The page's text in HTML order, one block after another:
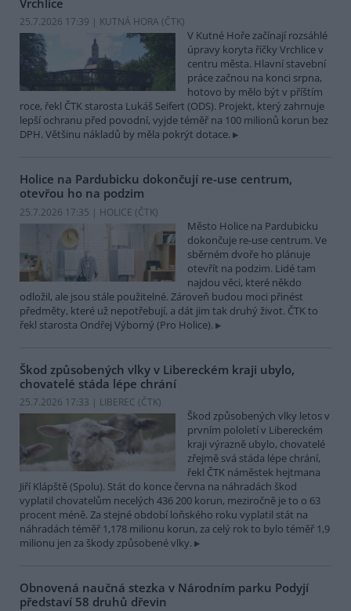
25.7.2026 17:39 | KUTNÁ HORA (ČTK)
V Kutné Hoře začínají rozsáhlé
úpravy koryta říčky Vrchlice v
centru města. Hlavní stavební
práce začnou na konci srpna,
hotovo by mělo být v příštím
roce, řekl ČTK starosta Lukáš Seifert (ODS). Projekt, který zahrnuje
lepší ochranu před povodní, vyjde téměř na 100 milionů korun bez
DPH. Většinu nákladů by měla pokrýt dotace.
Holice na Pardubicku dokončují re-use centrum,
otevřou ho na podzim
25.7.2026 17:35 | HOLICE (ČTK)
Město Holice na Pardubicku
dokončuje re-use centrum. Ve
sběrném dvoře ho plánuje
otevřít na podzim. Lidé tam
najdou věci, které někdo
odložil, ale jsou stále použitelné. Zároveň budou moci přinést
předměty, které už nepotřebují, a dát jim tak druhý život. ČTK to
řekl starosta Ondřej Výborný (Pro Holice).
Škod způsobených vlky v Libereckém kraji ubylo,
chovatelé stáda lépe chrání
25.7.2026 17:33 | LIBEREC (ČTK)
Škod způsobených vlky letos v
prvním pololetí v Libereckém
kraji výrazně ubylo, chovatelé
zřejmě svá stáda lépe chrání,
řekl ČTK náměstek hejtmana
Jiří Klápště (Spolu). Stát do konce června na náhradách škod
vyplatil chovatelům necelých 436 200 korun, meziročně je to o 63
procent méně. Za stejné období loňského roku vyplatil stát na
náhradách téměř 1,178 milionu korun, za celý rok to bylo téměř 1,9
milionu jen za škody způsobené vlky.
Obnovená naučná stezka v Národním parku Podyjí
představí 58 druhů dřevin